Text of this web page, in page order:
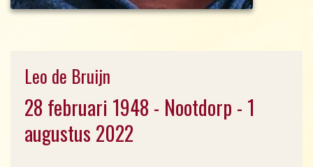
Leo de Bruijn
28 februari 1948 - Nootdorp - 1
augustus 2022